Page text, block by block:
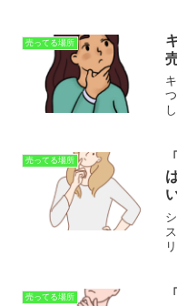
売ってる場所
売ってる場所
売ってる場所